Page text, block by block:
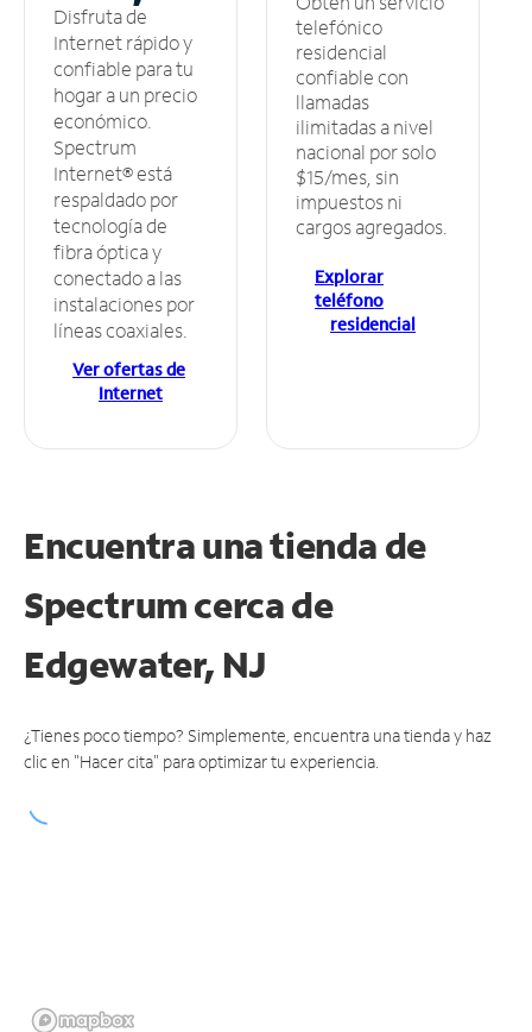
Disfruta de
Internet rápido y
confiable para tu
hogar a un precio
económico.
Spectrum
Internet® está
respaldado por
tecnología de
fibra óptica y
conectado a las
instalaciones por
líneas coaxiales.
Ver ofertas de
Internet
telefónico
residencial
confiable con
llamadas
ilimitadas a nivel
nacional por solo
$15/mes, sin
impuestos ni
cargos agregados.
Explorar
teléfono
residencial
Encuentra una tienda de
Spectrumcerca de
Edgewater, NJ
¿Tienes poco tiempo? Simplemente, encuentra una tienda y haz
clic en "Hacer cita" para optimizar tu experiencia.